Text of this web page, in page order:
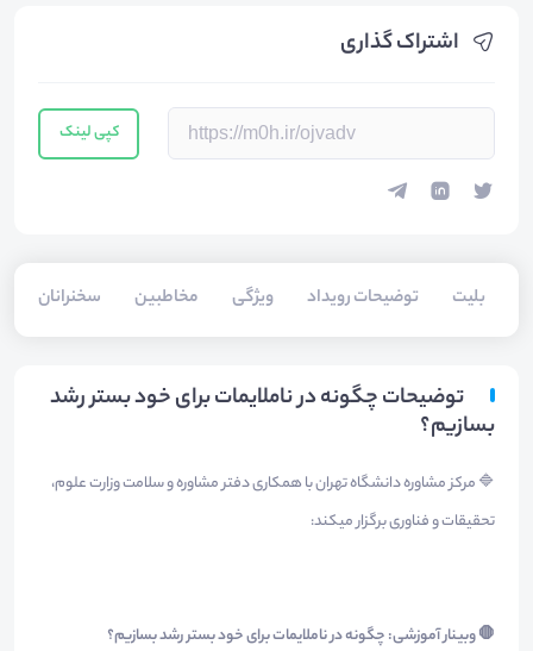
اشتراک گذاری
کپی لینک
بلیت‌ توضیحات رویداد ویژگی مخاطبین سخنرانان
توضیحات چگونه در ناملایمات برای خود بستر رشد
بسازیم؟
🔷 مرکز مشاوره دانشگاه تهران با همکاری دفتر مشاوره و سلامت وزارت علوم،
تحقیقات و فناوری برگزار میکند:
🛑 وبینار آموزشی: چگونه در ناملایمات برای خود بستر رشد بسازیم؟